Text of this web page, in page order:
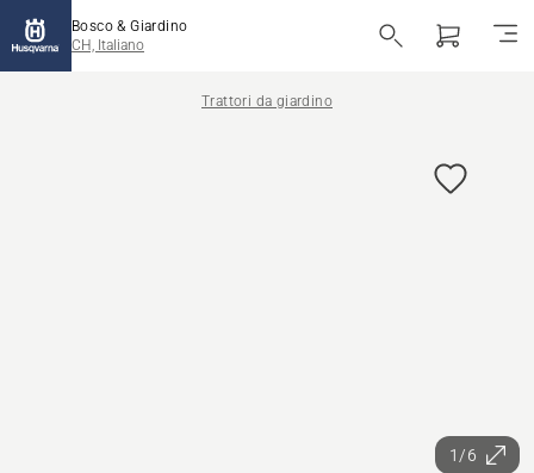
Bosco & Giardino
CH, Italiano
Trattori da giardino
1/6